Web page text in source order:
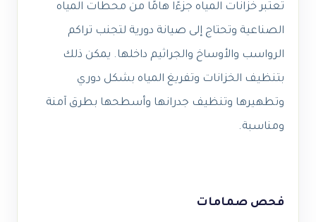
تعتبر خزانات المياه جزءًا هامًا من محطات المياه
الصناعية وتحتاج إلى صيانة دورية لتجنب تراكم
الرواسب والأوساخ والجراثيم داخلها. يمكن ذلك
بتنظيف الخزانات وتفريغ المياه بشكل دوري
وتطهيرها وتنظيف جدرانها وأسطحها بطرق آمنة
ومناسبة.
فحص صمامات